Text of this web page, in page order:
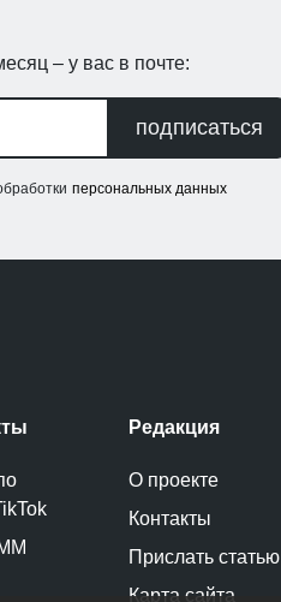
– у вас в почте:
подписаться
персональных данных
Редакция
О проекте
Контакты
Прислать статью
Карта сайта